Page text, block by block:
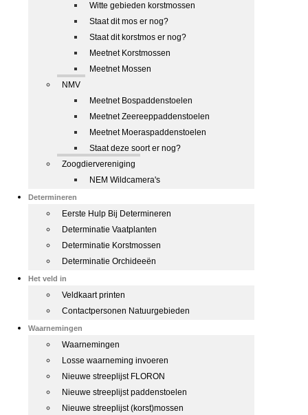
Witte gebieden korstmossen
Staat dit mos er nog?
Staat dit korstmos er nog?
Meetnet Korstmossen
Meetnet Mossen
NMV
Meetnet Bospaddenstoelen
Meetnet Zeereeppaddenstoelen
Meetnet Moeraspaddenstoelen
Staat deze soort er nog?
Zoogdiervereniging
NEM Wildcamera's
Determineren
Eerste Hulp Bij Determineren
Determinatie Vaatplanten
Determinatie Korstmossen
Determinatie Orchideeën
Het veld in
Veldkaart printen
Contactpersonen Natuurgebieden
Waarnemingen
Waarnemingen
Losse waarneming invoeren
Nieuwe streeplijst FLORON
Nieuwe streeplijst paddenstoelen
Nieuwe streeplijst (korst)mossen